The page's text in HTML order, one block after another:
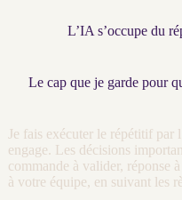
L’IA s’occupe du
Le cap que je garde pour
Je fais exécuter le répétitif par
engage. Les décisions
commande à valider, réponse
à votre équipe, en suivant les